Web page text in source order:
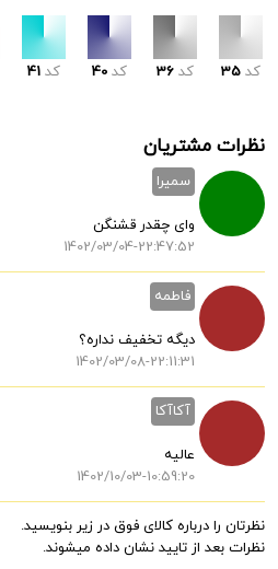
کد 35 کد 36 کد 40 کد 41
نظرات مشتریان
سمیرا
وای چقدر قشنگن
1402/03/04-22:47:52
فاطمه
دیگه تخفیف نداره؟
1402/03/08-22:11:31
آکاآکا
عالیه
1402/10/03-10:59:20
نظرتان را درباره کالای فوق در زیر بنویسید.
نظرات بعد از تایید نشان داده میشوند.